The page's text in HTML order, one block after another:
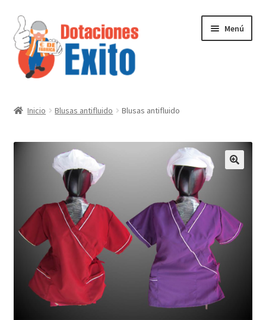
Ir
a
la
navegación
Ir
al
contenido
Menú
Contactenos
Inicio Blusas antifluido Blusas antifluido